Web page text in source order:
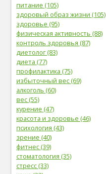
питание (105)
здоровый образ жизни (105)
здоровье (95)
физическая активность (88)
контроль здоровья (87)
диетолог (83)
диета (77)
профилактика (75)
избыточный вес (69)
алкоголь (60)
вес (55)
курение (47)
красота и здоровье (46)
психология (43)
зрение (40)
фитнес (39)
стоматология (35)
стресс (33)